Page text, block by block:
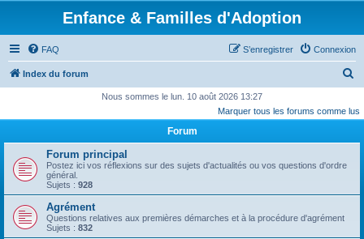
Enfance & Familles d'Adoption
FAQ Connexion
S’enregistrer
Index du forum
c
Nous sommes le lun. 10 août 2026 13:27
Marquer tous les forums comme lus
Forum
Forum principal
Postez ici vos réflexions sur des sujets d'actualités ou vos questions d'ordre
général.
Sujets : 928
Agrément
Questions relatives aux premières démarches et à la procédure d'agrément
Sujets : 832